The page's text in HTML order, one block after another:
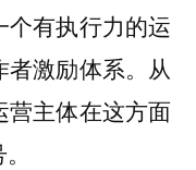
有执行力的运
激励体系。从
营主体在这方面